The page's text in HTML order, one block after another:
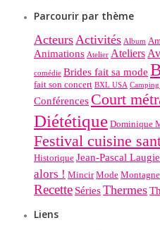
Parcourir par thème
ActeursActivités Album
Animations Atelier Ateliers
comédie Brides fait sa mode
fait son concert BXL USA Camping
Conférences Court
Diététique Dominique
Festival cuisine
Historique Jean-Pascal
alors ! Mincir Mode Montagne
Recette SériesThermes
Liens